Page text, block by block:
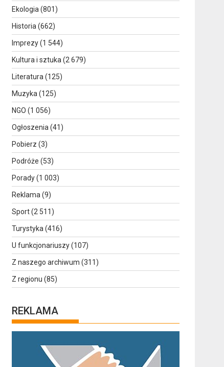
Ekologia (801)
Historia (662)
Imprezy(1 544)
Kultura i sztuka (2 679)
Literatura (125)
Muzyka (125)
NGO (1 056)
Ogłoszenia (41)
Pobierz (3)
Podróże (53)
Porady(1 003)
Reklama (9)
Sport(2 511)
Turystyka (416)
U funkcjonariuszy(107)
Z naszego archiwum (311)
Z regionu (85)
REKLAMA